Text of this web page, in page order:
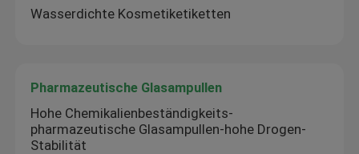
Wasserdichte Kosmetiketiketten
Pharmazeutische Glasampullen
Hohe Chemikalienbeständigkeits-
pharmazeutische Glasampullen-hohe Drogen-
Stabilität